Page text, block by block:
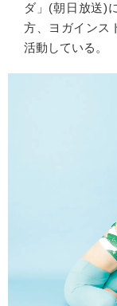
ダ」(朝日放送)
方、ヨガインス
活動している。